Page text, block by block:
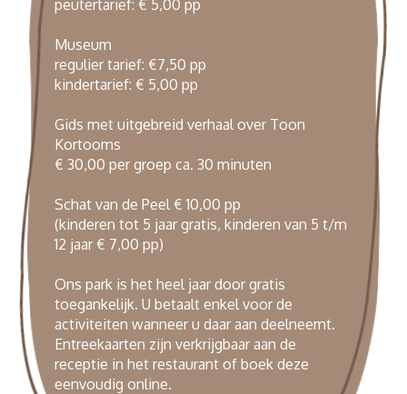
peutertarief: € 5,00 pp
Museum
regulier tarief: €7,50 pp
kindertarief: € 5,00 pp
Gids met uitgebreid verhaal over Toon
Kortooms
€ 30,00 per groep ca. 30 minuten
Schat van de Peel € 10,00 pp
(kinderen tot 5 jaar gratis, kinderen van 5 t/m
12 jaar € 7,00 pp)
Ons park is het heel jaar door gratis
toegankelijk. U betaalt enkel voor de
activiteiten wanneer u daar aan deelneemt.
Entreekaarten zijn verkrijgbaar aan de
receptie in het restaurant of boek deze
eenvoudig online.